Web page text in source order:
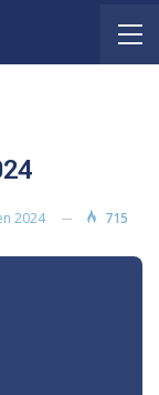
2024 715